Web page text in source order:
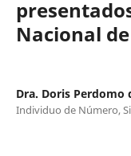
Nacional
Dra. Doris Perdomo
Individuo de Número,